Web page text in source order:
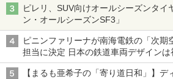
ピレリ、SUV向けオールシーズンタイ
ン・オールシーズンSF3」
ピニンファリーナが南海電鉄の「次期
担当に決定 日本の鉄道車両デザインは
【まるも亜希子の「寄り道日和」】